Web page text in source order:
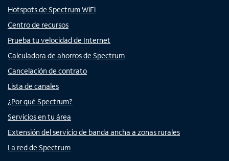
Hotspots de Spectrum WiFi
Centro de recursos
Prueba tu velocidad de Internet
Calculadora de ahorros de Spectrum
Cancelación de contrato
Lista de canales
¿Por qué Spectrum?
Servicios en tu área
Extensión del servicio de banda ancha a zonas rurales
La red de Spectrum